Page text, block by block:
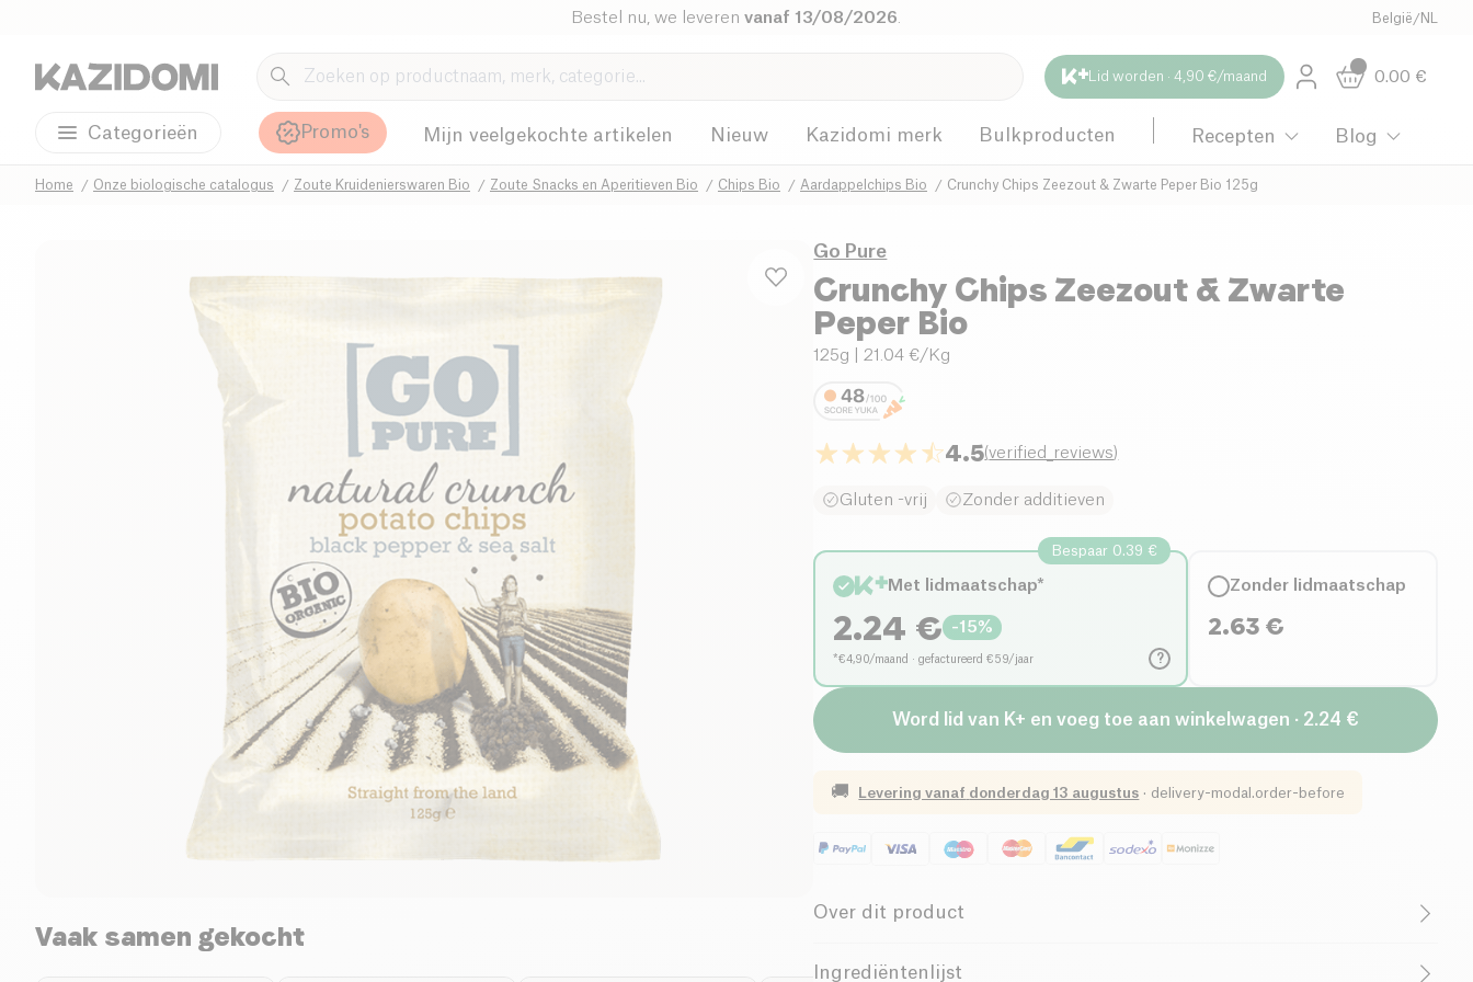
Bestel nu, we leverenvanaf 13/08/2026 België /NL
Lid worden · 4,90 €/maand 0.00 €
Categorieën Promo's Mijn veelgekochte artikelen Nieuw Kazidomi merk Bulkproducten Recepten Blog
Home Onze biologische catalogus Zoute Kruidenierswaren Bio Zoute Snacks en Aperitieven Bio Chips Bio Aardappelchips Bio Crunchy Chips Zeezout & Zwarte Peper Bio 125g
Vaak samen gekocht
Go Pure
Crunchy Chips Zeezout & Zwarte
Peper Bio
125g | 21.04 €/Kg
4.5(verified_reviews)
Gluten -vrij Zonder additieven
?
Bespaar 0.39 €
Met lidmaatschap*
2.24 € -15%
*€4,90/maand · gefactureerd €59/jaar
Zonder lidmaatschap
2.63 €
Word lid van K+ en voeg toe aan winkelwagen · 2.24 €
🚚 Levering vanaf donderdag 13 augustus · delivery-modal.order-before
Over dit product
Vegan Glutenvrij (ingrediënten)
Ingrediëntenlijst